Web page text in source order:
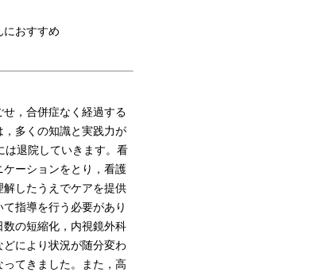
おすすめ
，合併症なく経過する
多くの知識と実践力が
は退院していきます。看
ーションをとり，看護
したうえでケアを提供
指導を行う必要があり
の短縮化，内視鏡外科
により状況が随分変わ
てきました。また，高